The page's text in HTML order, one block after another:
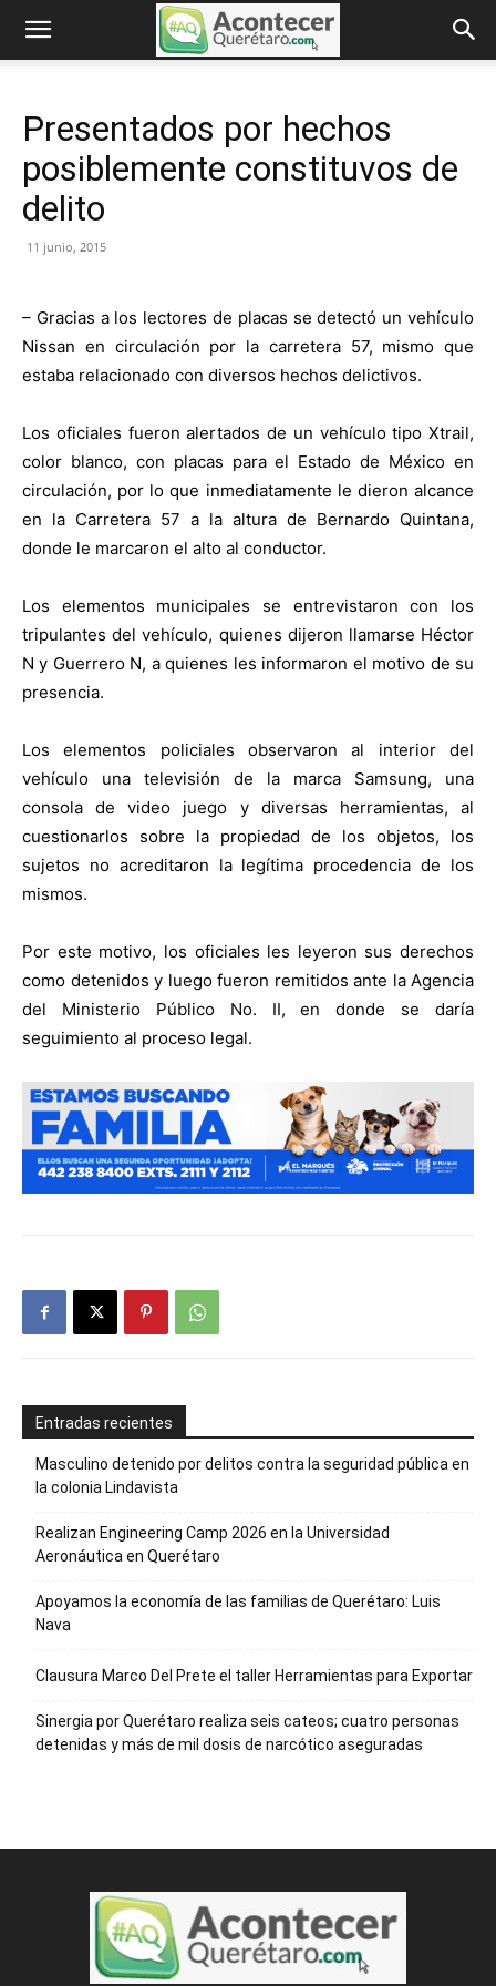
Presentados por hechos
posiblemente constituvos de
delito
11 junio, 2015
– Gracias a los lectores de placas se detectó un vehículo
Nissan en circulación por la carretera 57, mismo que
estaba relacionado con diversos hechos delictivos.
Los oficiales fueron alertados de un vehículo tipo Xtrail,
color blanco, con placas para el Estado de México en
circulación, por lo que inmediatamente le dieron alcance
en la Carretera 57 a la altura de Bernardo Quintana,
donde le marcaron el alto al conductor.
Los elementos municipales se entrevistaron con los
tripulantes del vehículo, quienes dijeron llamarse Héctor
N y Guerrero N, a quienes les informaron el motivo de su
presencia.
Los elementos policiales observaron al interior del
vehículo una televisión de la marca Samsung, una
consola de video juego y diversas herramientas, al
cuestionarlos sobre la propiedad de los objetos, los
sujetos no acreditaron la legítima procedencia de los
mismos.
Por este motivo, los oficiales les leyeron sus derechos
como detenidos y luego fueron remitidos ante la Agencia
del Ministerio Público No. II, en donde se daría
seguimiento al proceso legal.
Entradas recientes
Masculino detenido por delitos contra la seguridad pública en
la colonia Lindavista
Realizan Engineering Camp 2026 en la Universidad
Aeronáutica en Querétaro
Apoyamos la economía de las familias de Querétaro: Luis
Nava
Clausura Marco Del Prete el taller Herramientas para Exportar
Sinergia por Querétaro realiza seis cateos; cuatro personas
detenidas y más de mil dosis de narcótico aseguradas